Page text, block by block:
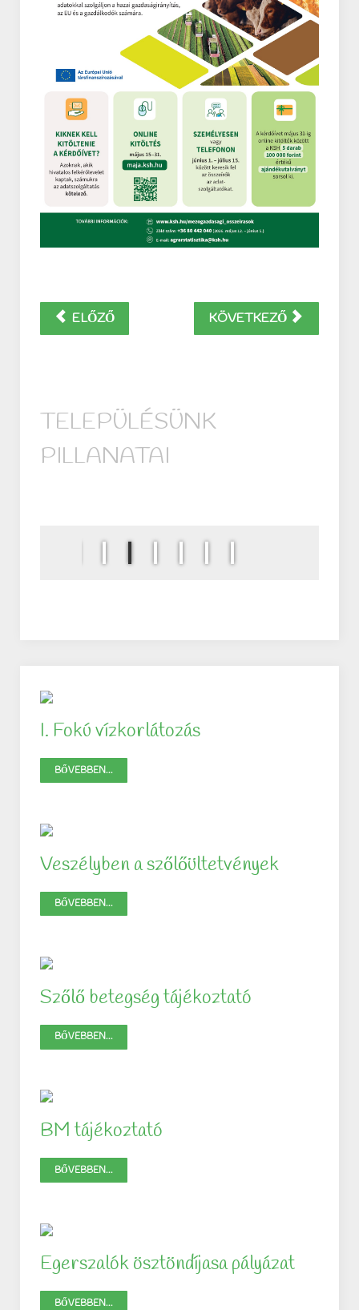
ELŐZŐ KÖVETKEZŐ
TELEPÜLÉSÜNK
PILLANATAI
I. Fokú vízkorlátozás
BŐVEBBEN...
Veszélyben a szőlőültetvények
BŐVEBBEN...
Szőlő betegség tájékoztató
BŐVEBBEN...
BM tájékoztató
BŐVEBBEN...
Egerszalók ösztöndíjasa pályázat
BŐVEBBEN...